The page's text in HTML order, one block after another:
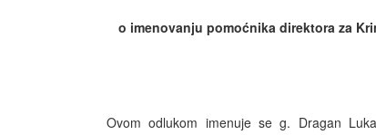
o imenovanju pomoćnika direktora za
Ovom odlukom imenuje se g. Dragan